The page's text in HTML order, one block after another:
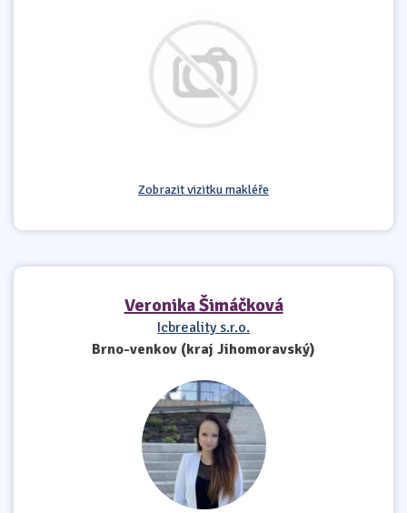
Zobrazit vizitku makléře
Veronika Šimáčková
Icbreality s.r.o.
Brno-venkov (kraj Jihomoravský)